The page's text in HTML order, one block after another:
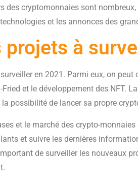
des cryptomonnaies sont
et les annonces des
projets à
en 2021. Parmi eux, on peut
et le développement des NFT. La
possibilité de lancer sa propre
et le marché des crypto-
et suivre les dernières
de surveiller les nouveaux